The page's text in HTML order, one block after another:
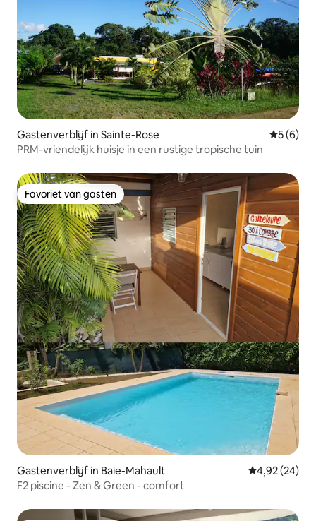
Gastenverblijf in Sainte-Rose
5 (6)
PRM-vriendelijk huisje in een rustige tropische tuin
Favoriet van gasten
Favoriet van gasten
Gastenverblijf in Baie-Mahault Gemiddelde
4,92 (24)
F2 piscine - Zen & Green - comfort